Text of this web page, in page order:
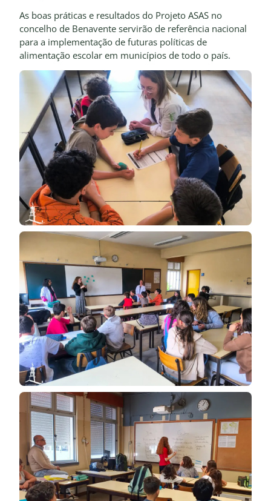
As boas práticas e resultados do Projeto ASAS no
concelho de Benavente servirão de referência nacional
para a implementação de futuras políticas de
alimentação escolar em municípios de todo o país.